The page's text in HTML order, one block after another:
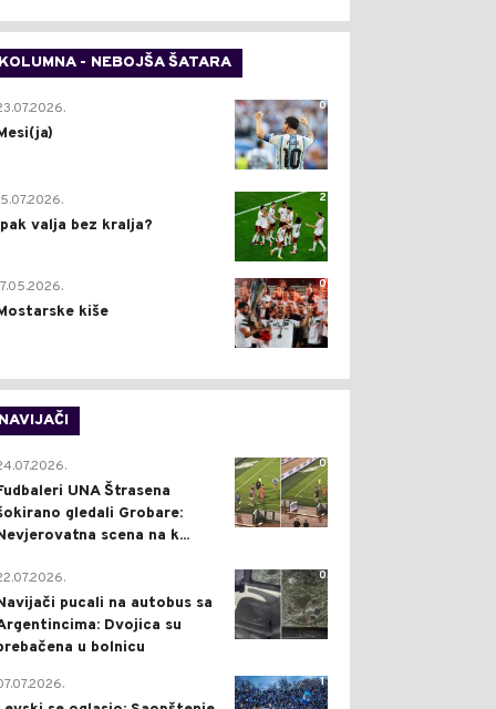
KOLUMNA - NEBOJŠA ŠATARA
0
2
valja bez kralja?
0
kiše
NAVIJAČI
0
UNA Štrasena
gledali Grobare:
scena na k...
0
pucali na autobus sa
Dvojica su
u bolnicu
1